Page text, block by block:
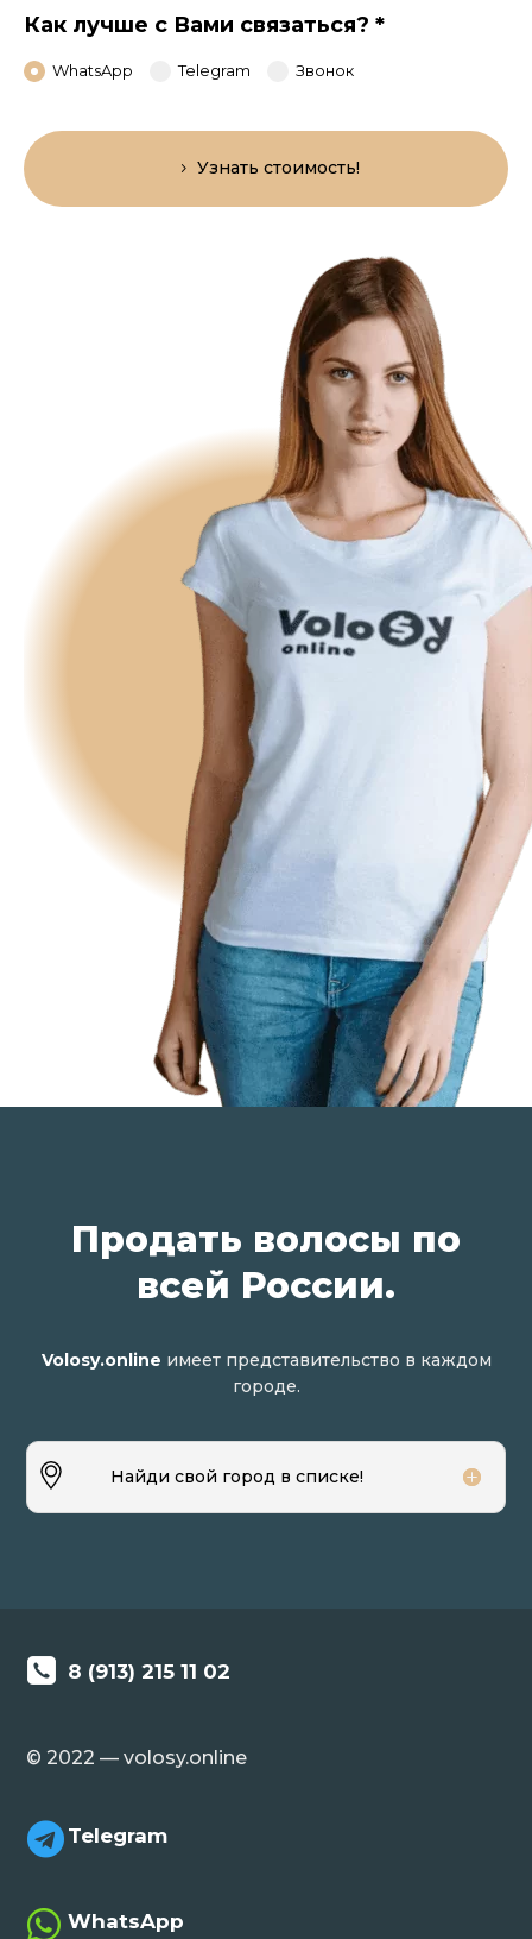
Как лучше с Вами связаться? *
WhatsApp Telegram Звонок
Узнать стоимость!
Продать волосы по
всей России.
Volosy.online имеет представительство в каждом
городе.
Найди свой город в списке!
8 (913) 215 11 02
© 2022 — volosy.online
 Telegram
 WhatsApp